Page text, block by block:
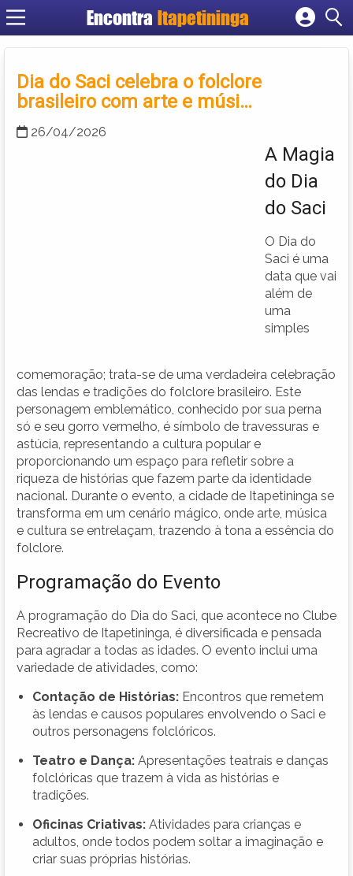
Encontra Itapetininga
Cadastrar empresa
Criar conta
Dia do Saci celebra o folclore
brasileiro com arte e músi…
26/04/2026
A Magia
do Dia
do Saci
O Dia do
Saci é uma
data que vai
além de
uma
simples
comemoração; trata-se de uma verdadeira celebração
das lendas e tradições do folclore brasileiro. Este
personagem emblemático, conhecido por sua perna
só e seu gorro vermelho, é símbolo de travessuras e
astúcia, representando a cultura popular e
proporcionando um espaço para refletir sobre a
riqueza de histórias que fazem parte da identidade
nacional. Durante o evento, a cidade de Itapetininga se
transforma em um cenário mágico, onde arte, música
e cultura se entrelaçam, trazendo à tona a essência do
folclore.
Programação do Evento
A programação do Dia do Saci, que acontece no Clube
Recreativo de Itapetininga, é diversificada e pensada
para agradar a todas as idades. O evento inclui uma
variedade de atividades, como:
Contação de Histórias: Encontros que remetem
às lendas e causos populares envolvendo o Saci e
outros personagens folclóricos.
Teatro e Dança: Apresentações teatrais e danças
folclóricas que trazem à vida as histórias e
tradições.
Oficinas Criativas: Atividades para crianças e
adultos, onde todos podem soltar a imaginação e
criar suas próprias histórias.